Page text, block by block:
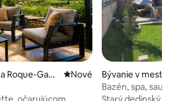
Roque-Gage
Nové ubytovanie
Nové
Bývanie v meste
yvigues
Bazén, spa,